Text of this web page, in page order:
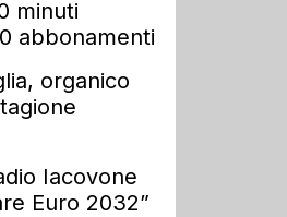
minuti
abbonamenti
organico
Iacovone
Euro 2032”